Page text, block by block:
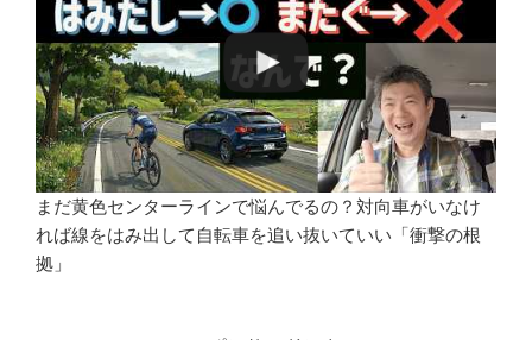
まだ黄色センターラインで悩んでるの？対向車がいなけ
れば線をはみ出して自転車を追い抜いていい「衝撃の根
拠」